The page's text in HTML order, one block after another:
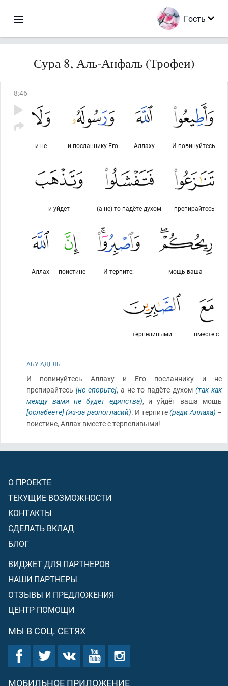
Гость
Сура 8, Аль-Анфаль (Трофеи)
8:46
И повинуйтесь
Аллаху
и посланнику Его
и не
препирайтесь
(а не) то падёте духом
и уйдет
мощь ваша
И терпите:
поистине
Аллах
вместе с
терпеливыми
АБУ АДЕЛЬ
И повинуйтесь Аллаху и Его посланнику и не
препирайтесь [не спорьте], а не то падёте духом(так как
между вами не будет единства), и уйдёт ваша мощь
[ослабеете](из-за разногласий). И терпите(ради Аллаха) –
поистине, Аллах вместе с терпеливыми!
О ПРОЕКТЕ
ТЕКУЩИЕ ВОЗМОЖНОСТИ
КОНТАКТЫ
СДЕЛАТЬ ВКЛАД
БЛОГ
ВИДЖЕТ ДЛЯ ПАРТНЕРОВ
НАШИ ПАРТНЕРЫ
ОТЗЫВЫ И ПРЕДЛОЖЕНИЯ
ЦЕНТР ПОМОЩИ
МЫ В СОЦ. СЕТЯХ
МОБИЛЬНОЕ ПРИЛОЖЕНИЕ